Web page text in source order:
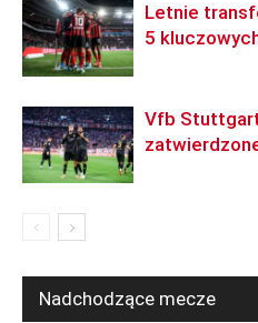
Letnie
5
Vfb
Nadchodzące mecze